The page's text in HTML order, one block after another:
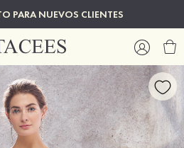
PARA NUEVOS CLIENTES